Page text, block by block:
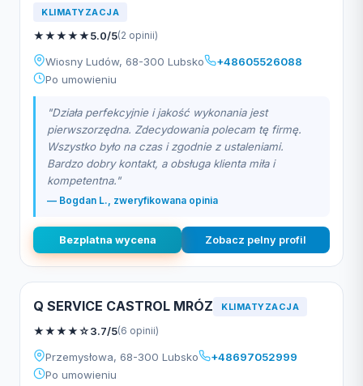
KLIMATYZACJA
★★★★★5.0/5(2 opinii)
Wiosny Ludów, 68-300 Lubsko
+48605526088
Po umowieniu
"Działa perfekcyjnie i jakość wykonania jest
pierwszorzędna. Zdecydowania polecam tę firmę.
Wszystko było na czas i zgodnie z ustaleniami.
Bardzo dobry kontakt, a obsługa klienta miła i
kompetentna."
— Bogdan L., zweryfikowana opinia
Bezplatna wycena Zobacz pelny profil
Q SERVICE CASTROL MRÓZ KLIMATYZACJA
★★★★☆3.7/5(6 opinii)
Przemysłowa, 68-300 Lubsko
+48697052999
Po umowieniu